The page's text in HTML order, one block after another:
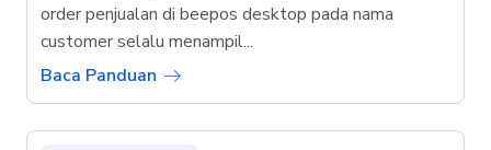
order penjualan di beepos desktop pada nama
customer selalu menampil...
Baca Panduan